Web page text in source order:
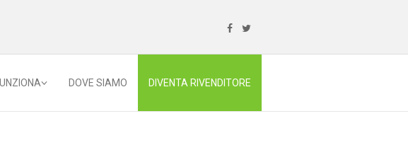
DOVE SIAMO DIVENTA RIVENDITORE